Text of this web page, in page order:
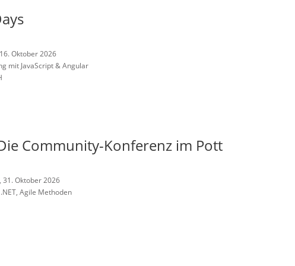
Oktober 2026
mit JavaScript & Angular
Community-Konferenz im Pott
31. Oktober 2026
Agile Methoden